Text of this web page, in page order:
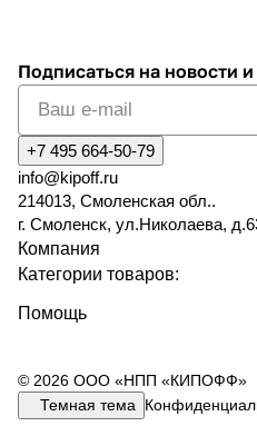
Подписаться на новости
+7 495 664-50-79
info@kipoff.ru
214013, Смоленская обл..
г. Смоленск, ул.Николаева,
Компания
Категории товаров:
Помощь
© 2026 ООО «НПП «КИПОФФ»
Темная тема